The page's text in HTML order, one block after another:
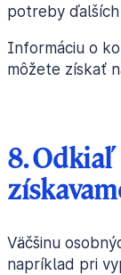
potreby
Informáciu o
môžete získať
8.
Väčšinu
napríklad pri